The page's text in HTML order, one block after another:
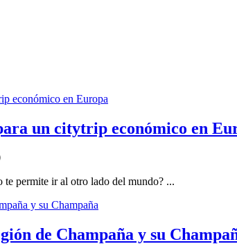
un citytrip económico en
te permite ir al otro lado del mundo? ...
de Champaña y su